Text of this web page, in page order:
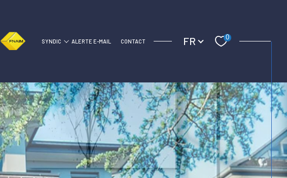
SYNDIC ALERTE E-MAIL CONTACT Langue
FR 0